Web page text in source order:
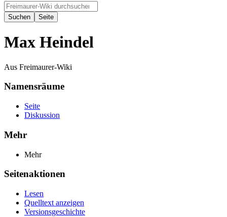
Max Heindel
Aus Freimaurer-Wiki
Namensräume
Seite
Diskussion
Mehr
Mehr
Seitenaktionen
Lesen
Quelltext anzeigen
Versionsgeschichte